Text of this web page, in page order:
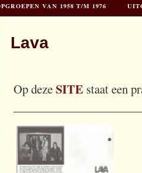
VAN 1958 T/M 1976
LINKS
Lava
Op dezeSITE staat een